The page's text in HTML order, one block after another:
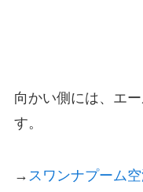
向かい側には、エ
す。
→ スワンナプーム